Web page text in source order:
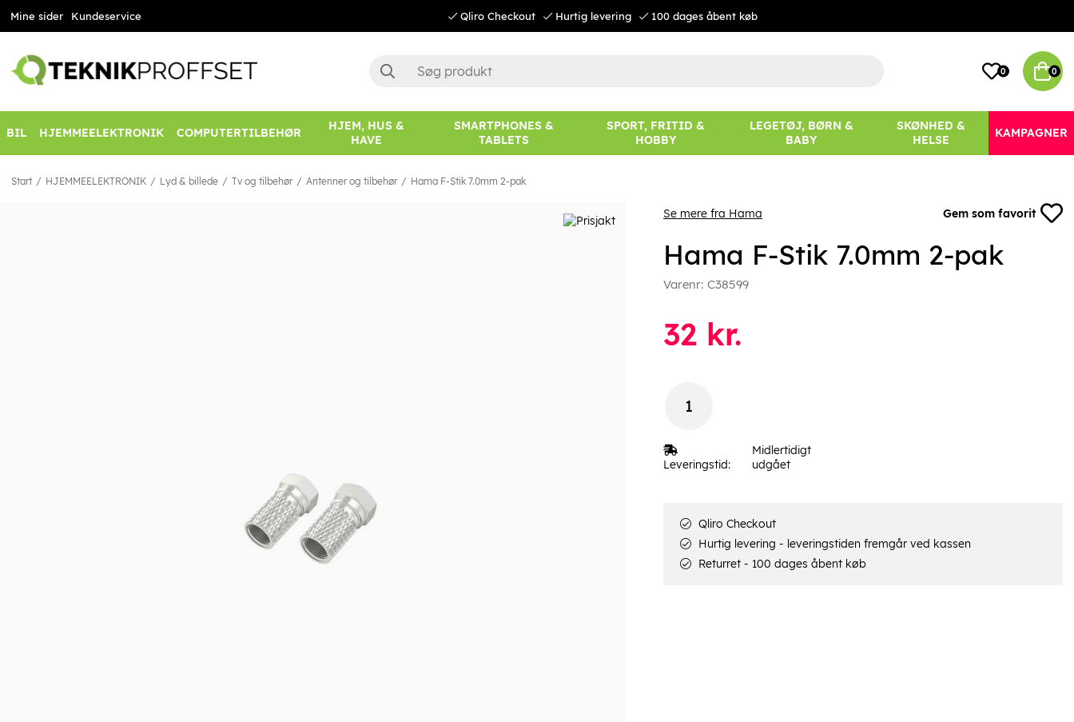
Mine sider Kundeservice Qliro Checkout Hurtig levering 100 dages åbent køb
0 0
BIL HJEMMEELEKTRONIK COMPUTERTILBEHØR
HJEM, HUS &
HAVE
SMARTPHONES &
TABLETS
SPORT, FRITID &
HOBBY
LEGETØJ, BØRN &
BABY
SKØNHED &
HELSE
KAMPAGNER
Start HJEMMEELEKTRONIK Lyd & billede Tv og tilbehør Antenner og tilbehør Hama F-Stik 7.0mm 2-pak
Se mere fra Hama Gem som favorit
Hama F-Stik 7.0mm 2-pak
Varenr: C38599
32kr.
Leveringstid:
Midlertidigt
udgået
Qliro Checkout
Hurtig levering - leveringstiden fremgår ved kassen
Returret - 100 dages åbent køb